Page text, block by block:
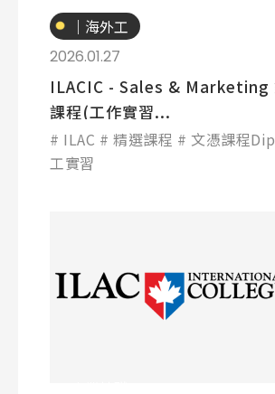
｜海外工
讀
2026.01.27
ILACIC - Sales & Marketing
課程(工作實習...
ILAC 精選課程 文憑課程
工實習